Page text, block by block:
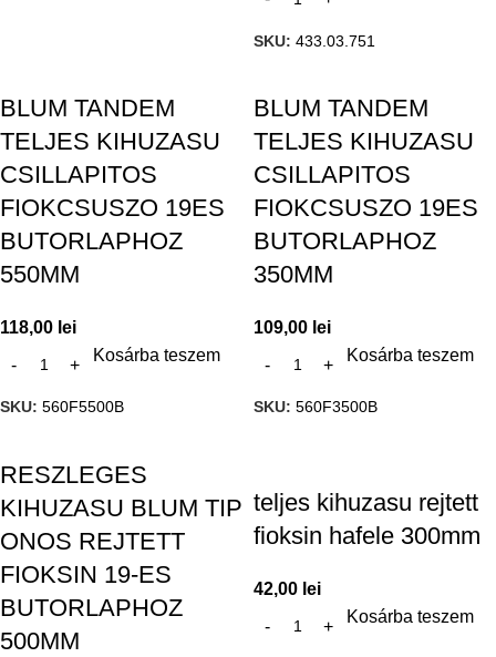
SKU: 433.03.751
BLUM TANDEM
TELJES KIHUZASU
CSILLAPITOS
FIOKCSUSZO 19ES
BUTORLAPHOZ
550MM
118,00 lei
Kosárba teszem
SKU: 560F5500B
BLUM TANDEM
TELJES KIHUZASU
CSILLAPITOS
FIOKCSUSZO 19ES
BUTORLAPHOZ
350MM
109,00 lei
Kosárba teszem
SKU: 560F3500B
RESZLEGES
KIHUZASU BLUM TIP
ONOS REJTETT
FIOKSIN 19-ES
BUTORLAPHOZ
500MM
teljes kihuzasu rejtett
fioksin hafele 300mm
42,00 lei
Kosárba teszem